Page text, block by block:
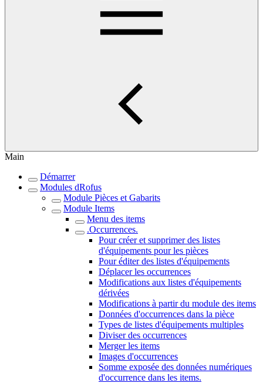
Main
Démarrer
Modules dRofus
Module Pièces et Gabarits
Module Items
Menu des items
.Occurrences.
Pour créer et supprimer des listes
d'équipements pour les pièces
Pour éditer des listes d'équipements
Déplacer les occurrences
Modifications aux listes d'équipements
dérivées
Modifications à partir du module des items
Données d'occurrences dans la pièce
Types de listes d'équipements multiples
Diviser des occurrences
Merger les items
Images d'occurrences
Somme exposée des données numériques
d'occurrence dans les items.